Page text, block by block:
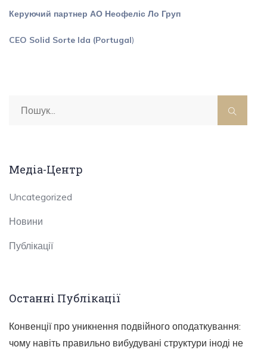
Керуючий партнер АО Неофеліс Ло Груп
CEO Solid Sorte lda (Portugal)
Медіа-Центр
Uncategorized
Новини
Публікації
Останні Публікації
Конвенції про уникнення подвійного оподаткування:
чому навіть правильно вибудувані структури іноді не